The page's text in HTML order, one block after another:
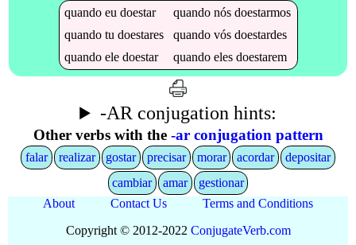
quandoeudoestar quandonósdoestarmos
quandotudoestares quandovósdoestardes
quandoeledoestar quandoelesdoestarem
-AR conjugation hints:
Other verbs with the -ar conjugation pattern
falar realizar gostar precisar morar acordar
depositar
cambiar
amar
gestionar
About
Contact Us
Terms and Conditions
Copyright © 2012-2022 ConjugateVerb.com